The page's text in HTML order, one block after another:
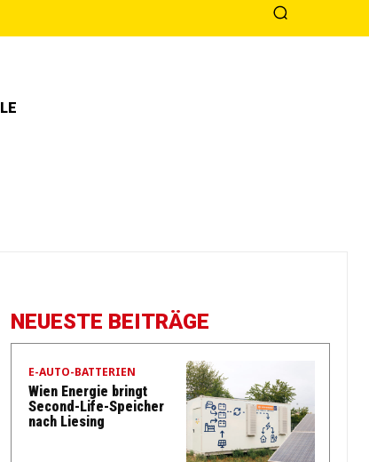
NEUESTE BEITRÄGE
E-AUTO-BATTERIEN
Wien Energie bringt
Second-Life-Speicher
nach Liesing